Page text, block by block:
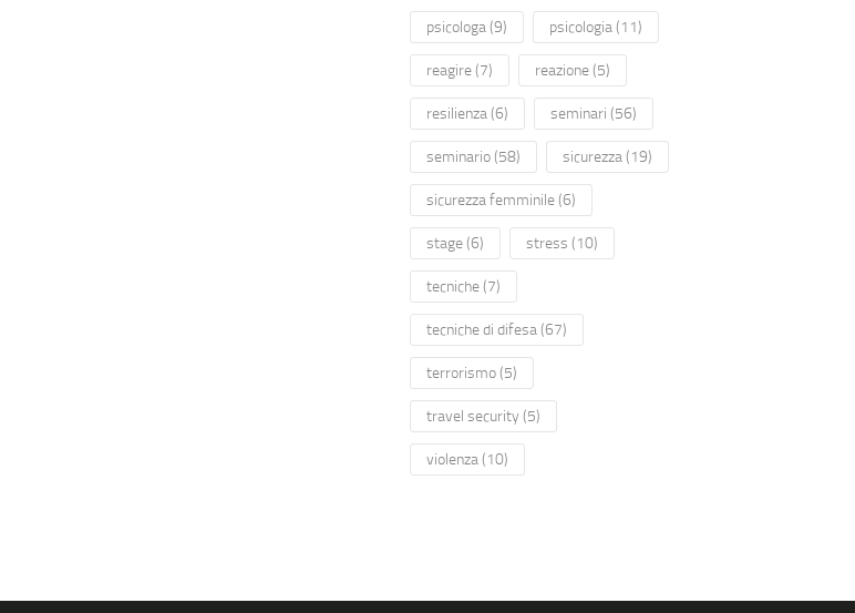
psicologa (9) psicologia (11)
reagire(7) reazione(5)
resilienza (6) seminari (56)
seminario(58) sicurezza (19)
sicurezza femminile(6)
stage(6) stress (10)
tecniche(7)
tecniche di difesa (67)
terrorismo(5)
travel security (5)
violenza (10)